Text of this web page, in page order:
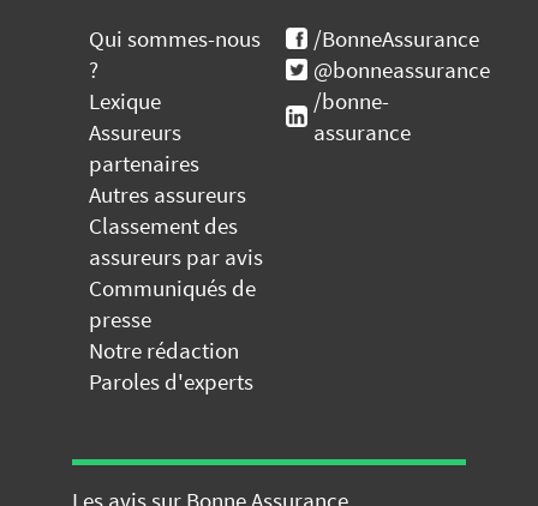
Qui sommes-nous
?
Lexique
Assureurs
partenaires
Autres assureurs
Classement des
assureurs par avis
Communiqués de
presse
Notre rédaction
Paroles d'experts
/BonneAssurance
@bonneassurance
/bonne-
assurance